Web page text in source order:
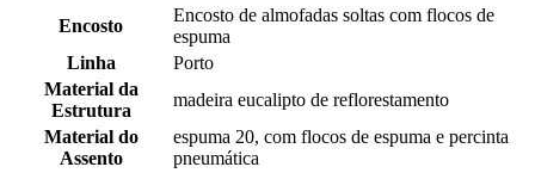
Encosto
Encosto de almofadas soltas com flocos de
espuma
Linha
Porto
Material da
Estrutura
madeira eucalipto de reflorestamento
Material do
Assento
espuma 20, com flocos de espuma e percinta
pneumática